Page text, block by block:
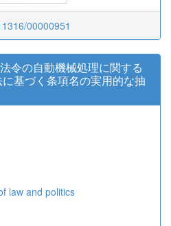
00000951
令の自動機械処理に関する
基づく条項名の実用的な抽
law and politics